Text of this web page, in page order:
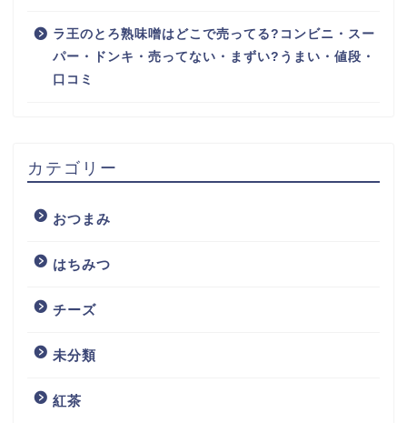
ラ王のとろ熟味噌はどこで売ってる?コンビニ・スー
パー・ドンキ・売ってない・まずい?うまい・値段・
口コミ
カテゴリー
おつまみ
はちみつ
チーズ
未分類
紅茶